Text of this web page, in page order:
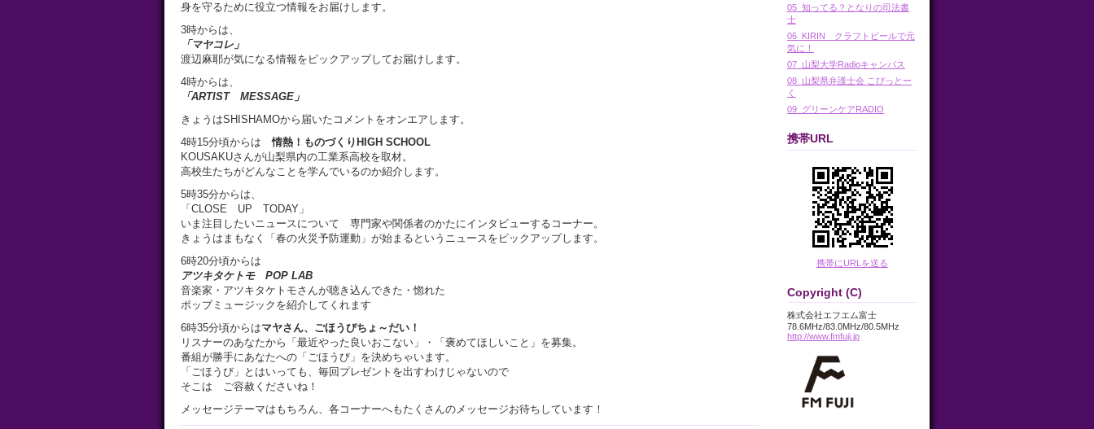
身を守るために役立つ情報をお届けします。
3時からは、
「マヤコレ」
渡辺麻耶が気になる情報をピックアップしてお届けします。
4時からは、
「ARTIST MESSAGE」
きょうはSHISHAMOから届いたコメントをオンエアします。
4時15分頃からは 情熱！ものづくりHIGH SCHOOL
KOUSAKUさんが山梨県内の工業系高校を取材。
高校生たちがどんなことを学んでいるのか紹介します。
5時35分からは、
「CLOSE UP TODAY」
いま注目したいニュースについて 専門家や関係者のかたにインタビューするコーナー。
きょうはまもなく「春の火災予防運動」が始まるというニュースをピックアップします。
6時20分頃からは
アツキタケトモ POP LAB
音楽家・アツキタケトモさんが聴き込んできた・惚れた
ポップミュージックを紹介してくれます
6時35分頃からはマヤさん、ごほうびちょ～だい！
リスナーのあなたから「最近やった良いおこない」・「褒めてほしいこと」を募集。
番組が勝手にあなたへの「ごほうび」を決めちゃいます。
「ごほうび」とはいっても、毎回プレゼントを出すわけじゃないので
そこは ご容赦くださいね！
メッセージテーマはもちろん、各コーナーへもたくさんのメッセージお待ちしています！
05_知ってる？となりの司法書
士
06_KIRIN クラフトビールで元
気に！
07_山梨大学Radioキャンパス
08_山梨県弁護士会 こぴっとー
く
09_グリーンケアRADIO
携帯URL
携帯にURLを送る
Copyright (C)
株式会社エフエム富士
78.6MHz/83.0MHz/80.5MHz
http://www.fmfuji.jp